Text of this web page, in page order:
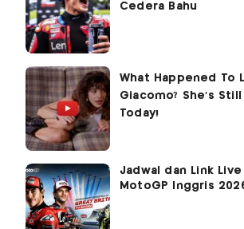
Cedera Bahu
Jadwal dan Link
MotoGP Inggris